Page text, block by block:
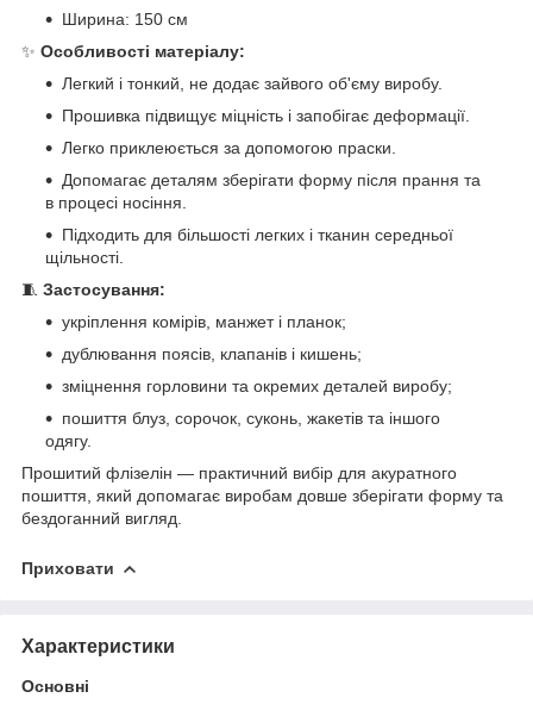
Ширина: 150 см
✨ Особливості матеріалу:
Легкий і тонкий, не додає зайвого об'єму виробу.
Прошивка підвищує міцність і запобігає деформації.
Легко приклеюється за допомогою праски.
Допомагає деталям зберігати форму після прання та
в процесі носіння.
Підходить для більшості легких і тканин середньої
щільності.
🧵 Застосування:
укріплення комірів, манжет і планок;
дублювання поясів, клапанів і кишень;
зміцнення горловини та окремих деталей виробу;
пошиття блуз, сорочок, суконь, жакетів та іншого
одягу.
Прошитий флізелін — практичний вибір для акуратного
пошиття, який допомагає виробам довше зберігати форму та
бездоганний вигляд.
Приховати
Характеристики
Основні